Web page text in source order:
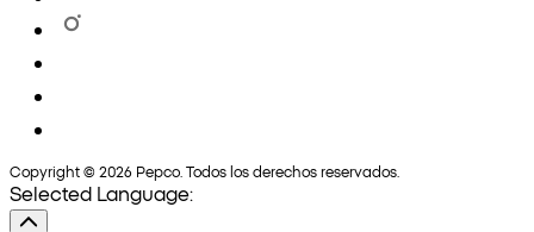
Copyright © 2026 Pepco. Todos los derechos reservados.
Selected Language: